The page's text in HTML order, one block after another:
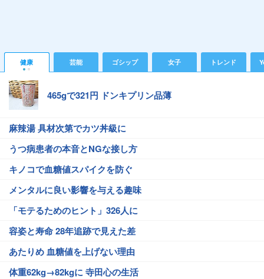
健康 芸能 ゴシップ 女子 トレンド
465gで321円 ドンキプリン品薄
麻辣湯 具材次第でカツ丼級に
うつ病患者の本音とNGな接し方
キノコで血糖値スパイクを防ぐ
メンタルに良い影響を与える趣味
「モテるためのヒント」326人に
容姿と寿命 28年追跡で見えた差
あたりめ 血糖値を上げない理由
体重62kg→82kgに 寺田心の生活